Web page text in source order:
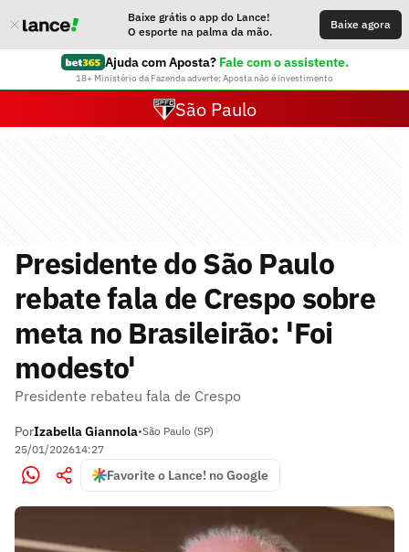
Baixe grátis o app do Lance!
O esporte na palma da mão.
Baixe agora
Ajuda com Aposta? Fale com o assistente.
18+ Ministério da Fazenda adverte: Aposta não é investimento
São Paulo
Presidente do São Paulo
rebate fala de Crespo sobre
meta no Brasileirão: 'Foi
modesto'
Presidente rebateu fala de Crespo
PorIzabella Giannola•São Paulo (SP)
25/01/202614:27
Favorite o Lance! no Google